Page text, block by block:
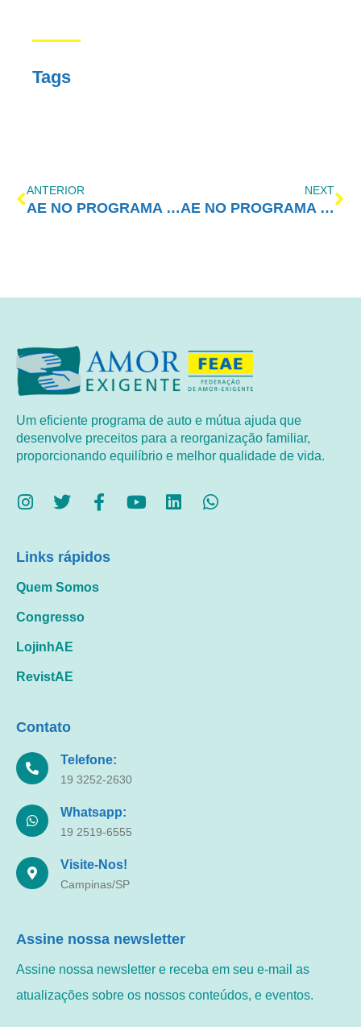
Tags
ANTERIOR
AE NO PROGRAMA VIDA MELHOR – REDEVIDA – 19/05/2025
NEXT
AE NO PROGRAMA VIDA MELHOR – REDEVIDA – 02/06/2025
Um eficiente programa de auto e mútua ajuda que
desenvolve preceitos para a reorganização familiar,
proporcionando equilíbrio e melhor qualidade de vida.
Links rápidos
Quem Somos
Congresso
LojinhAE
RevistAE
Contato
Telefone:
19 3252-2630
Whatsapp:
19 2519-6555
Visite-Nos!
Campinas/SP
Assine nossa newsletter
Assine nossa newsletter e receba em seu e-mail as
atualizações sobre os nossos conteúdos, e eventos.